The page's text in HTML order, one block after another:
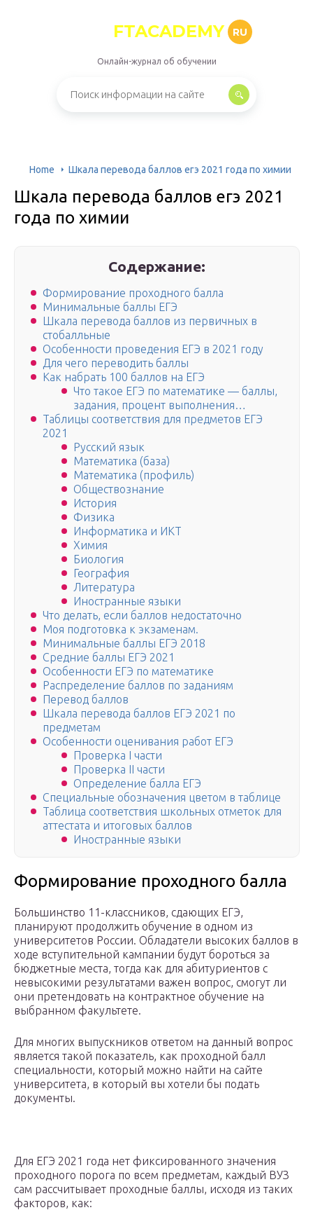
FTACADEMY RU
Онлайн-журнал об обучении
Home Шкала перевода баллов егэ 2021 года по химии
Шкала перевода баллов егэ 2021
года по химии
Содержание:
Формирование проходного балла
Минимальные баллы ЕГЭ
Шкала перевода баллов из первичных в
стобалльные
Особенности проведения ЕГЭ в 2021 году
Для чего переводить баллы
Как набрать 100 баллов на ЕГЭ
Что такое ЕГЭ по математике — баллы,
задания, процент выполнения…
Таблицы соответствия для предметов ЕГЭ
2021
Русский язык
Математика (база)
Математика (профиль)
Обществознание
История
Физика
Информатика и ИКТ
Химия
Биология
География
Литература
Иностранные языки
Что делать, если баллов недостаточно
Моя подготовка к экзаменам.
Минимальные баллы ЕГЭ 2018
Средние баллы ЕГЭ 2021
Особенности ЕГЭ по математике
Распределение баллов по заданиям
Перевод баллов
Шкала перевода баллов ЕГЭ 2021 по
предметам
Особенности оценивания работ ЕГЭ
Проверка І части
Проверка ІІ части
Определение балла ЕГЭ
Специальные обозначения цветом в таблице
Таблица соответствия школьных отметок для
аттестата и итоговых баллов
Иностранные языки
Формирование проходного балла
Большинство 11-классников, сдающих ЕГЭ,
планируют продолжить обучение в одном из
университетов России. Обладатели высоких баллов в
ходе вступительной кампании будут бороться за
бюджетные места, тогда как для абитуриентов с
невысокими результатами важен вопрос, смогут ли
они претендовать на контрактное обучение на
выбранном факультете.
Для многих выпускников ответом на данный вопрос
является такой показатель, как проходной балл
специальности, который можно найти на сайте
университета, в который вы хотели бы подать
документы.
Для ЕГЭ 2021 года нет фиксированного значения
проходного порога по всем предметам, каждый ВУЗ
сам рассчитывает проходные баллы, исходя из таких
факторов, как: